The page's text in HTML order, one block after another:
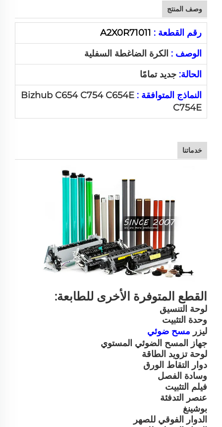
وصف المنتج
رقم القطعة : A2X0R71011
الوصف : الكرة الضاغطة السفلية
الحالة: جديد تمامًا
النماذج المتوافقة : Bizhub C654 C754 C654E
C754E
خدماتنا
القطع المتوفرة الأخرى للطابعة:
لوحة التنسيق
وحدة التثبيت
ليزر مسح ضوئي
جهاز المسح الضوئي المستوي
لوحة تزويد الطاقة
دوار التقاط الورق
وسادة الفصل
فيلم التثبيت
عنصر التدفئة
بوشينغ
الدوار الفوقي للصهر